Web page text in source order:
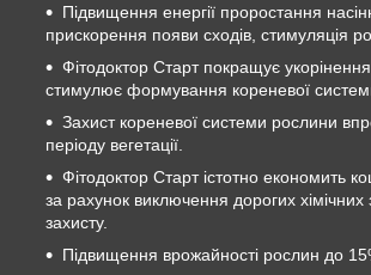
Підвищення енергії проростання
прискорення появи сходів, стимуляція
Фітодоктор Старт покращує
стимулює формування кореневої
Захист кореневої системи рослини
періоду вегетації.
Фітодоктор Старт істотно економить
за рахунок виключення дорогих хімічних
захисту.
Підвищення врожайності рослин до